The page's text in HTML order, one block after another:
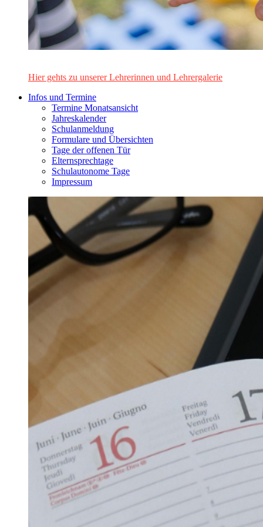
Hier gehts zu unserer Lehrerinnen und Lehrergalerie
Infos und Termine
Termine Monatsansicht
Jahreskalender
Schulanmeldung
Formulare und Übersichten
Tage der offenen Tür
Elternsprechtage
Schulautonome Tage
Impressum